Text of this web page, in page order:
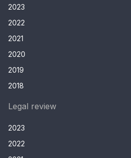
2023
2022
2021
2020
2019
2018
Legal review
2023
2022